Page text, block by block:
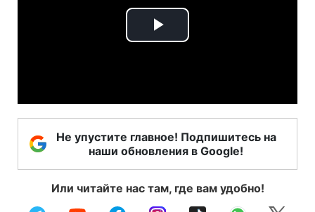
Play
Не упустите главное! Подпишитесь на
наши обновления в Google!
Или читайте нас там, где вам удобно!